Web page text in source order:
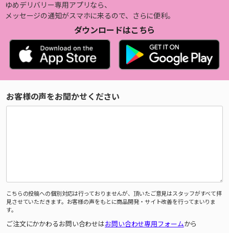
ゆめデリバリー専用アプリなら、
メッセージの通知がスマホに来るので、さらに便利。
ダウンロードはこちら
お客様の声をお聞かせください
こちらの投稿への個別対応は行っておりませんが、頂いたご意見はスタッフがすべて拝
見させていただきます。お客様の声をもとに商品開発・サイト改善を行ってまいりま
す。
ご注文にかかわるお問い合わせはお問い合わせ専用フォームから